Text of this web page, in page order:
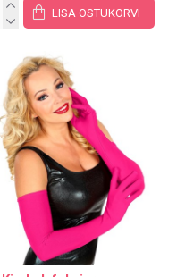
LISA OSTUKORVI